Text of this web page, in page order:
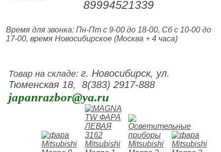
89994521339
Время для звонка: Пн-Пт с 9-00 до 18-00, Сб с 10-00 до
17-00, время Новосибирское (Москва + 4 часа)
Товар на складе:г. Новосибирск, ул.
Тюменская 18, 8(383) 2917-888
japanrazbor@ya.ru